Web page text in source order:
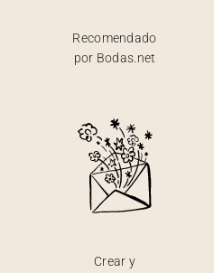
Recomendado
por Bodas.net
Crear y